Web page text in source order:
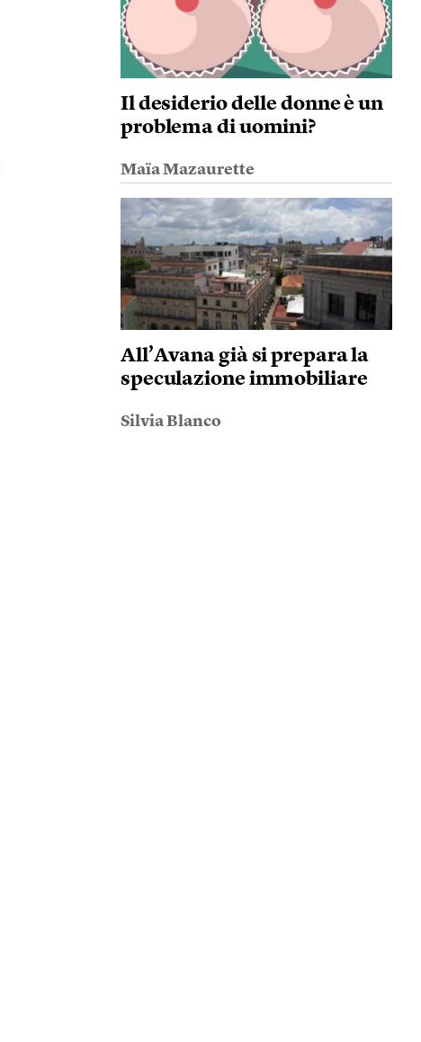
Il desiderio delle donne è un
problema di uomini?
Maïa Mazaurette
All’Avana già si prepara la
speculazione immobiliare
Silvia Blanco